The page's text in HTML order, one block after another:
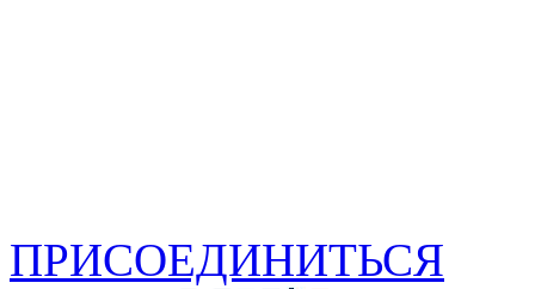
ПРИСОЕДИНИТЬСЯ